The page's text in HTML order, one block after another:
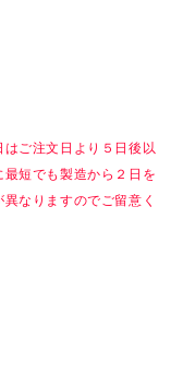
ご注文日より５日後以
短でも製造から２日を
なりますのでご留意く